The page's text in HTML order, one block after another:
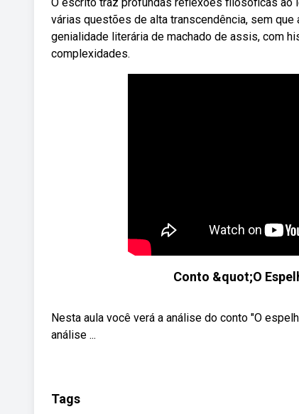
várias questões de alta transcendência, sem que
genialidade literária de machado de assis, com
complexidades.
Conto &quot;O
Nesta aula você verá a análise do conto "O
análise ...
Tags